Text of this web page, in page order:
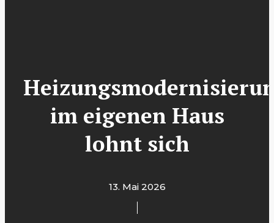
im eigenen Haus
lohnt sich
13. Mai 2026